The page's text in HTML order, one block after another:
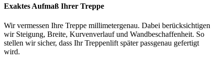
Exaktes Aufmaß Ihrer Treppe
Wir vermessen Ihre Treppe millimetergenau. Dabei berücksichtigen
wir Steigung, Breite, Kurvenverlauf und Wandbeschaffenheit. So
stellen wir sicher, dass Ihr Treppenlift später passgenau gefertigt
wird.